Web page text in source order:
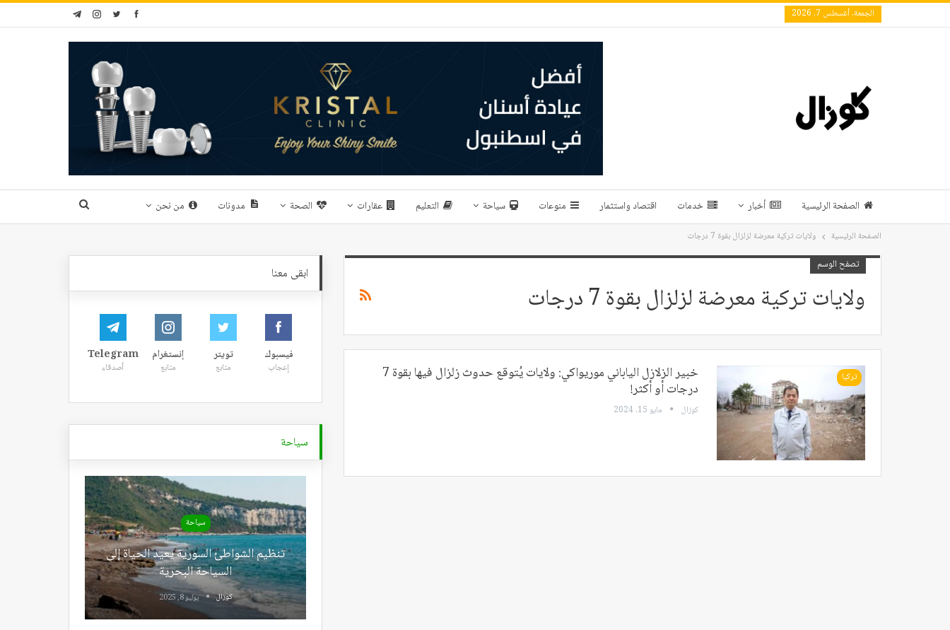
الجمعة, أغسطس 7, 2026
الصفحة الرئيسية أخبار خدمات اقتصاد واستثمار منوعات سياحة التعليم عقارات الصحة مدونات من نحن
الصفحة الرئيسية ولايات تركية معرضة لزلزال بقوة 7 درجات
تصفح الوسم
ولايات تركية معرضة لزلزال بقوة 7 درجات
تركيا خبير الزلازل الياباني موريواكي: ولايات يُتوقع حدوث زلزال فيها بقوة 7
درجات أو أكثر!
كوزال مايو 15, 2024
ابقى معنا
فيسبوك
إعجاب
تويتر
متابع
إنستغرام
متابع
Telegram
أصدقاء
سياحة
سياحة
تنظيم الشواطئ السورية يعيد الحياة إلى
السياحة البحرية
كوزال يوليو 8, 2025